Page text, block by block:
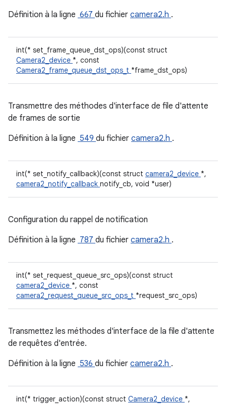
Définition à la ligne 667 du fichier camera2.h .
int(* set_frame_queue_dst_ops)(const struct
Camera2_device *, const
Camera2_frame_queue_dst_ops_t *frame_dst_ops)
Transmettre des méthodes d'interface de file d'attente
de frames de sortie
Définition à la ligne 549 du fichier camera2.h .
int(* set_notify_callback)(const struct camera2_device *,
camera2_notify_callback notify_cb, void *user)
Configuration du rappel de notification
Définition à la ligne 787 du fichier camera2.h .
int(* set_request_queue_src_ops)(const struct
camera2_device *, const
camera2_request_queue_src_ops_t *request_src_ops)
Transmettez les méthodes d'interface de la file d'attente
de requêtes d'entrée.
Définition à la ligne 536 du fichier camera2.h .
int(* trigger_action)(const struct Camera2_device *,